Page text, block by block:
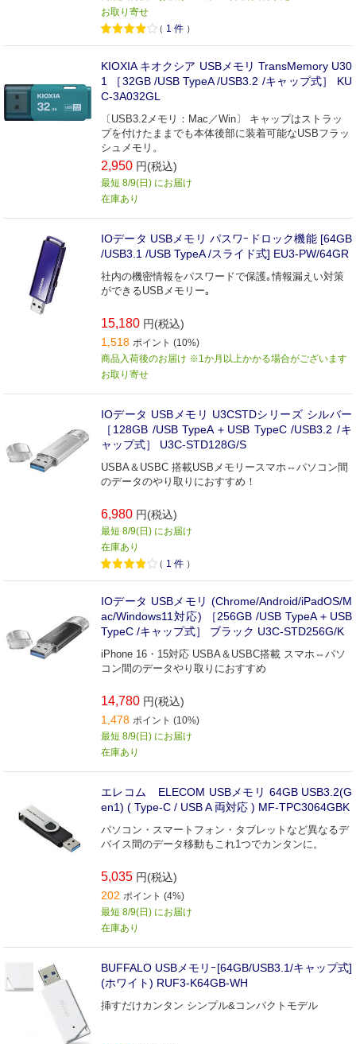
お取り寄せ
（ 1 件 ）
KIOXIA キオクシア USBメモリ TransMemory U30
1 ［32GB /USB TypeA /USB3.2 /キャップ式］ KU
C-3A032GL
〔USB3.2メモリ：Mac／Win〕 キャップはストラッ
プを付けたままでも本体後部に装着可能なUSBフラッ
シュメモリ。
2,950 円(税込)
最短 8/9(日) にお届け
在庫あり
IOデータ USBメモリ パスワｰドロック機能 [64GB
/USB3.1 /USB TypeA /スライド式] EU3-PW/64GR
社内の機密情報をパスワードで保護｡情報漏えい対策
ができるUSBメモリー｡
15,180 円(税込)
1,518 ポイント (10%)
商品入荷後のお届け ※1か月以上かかる場合がございます
お取り寄せ
IOデータ USBメモリ U3CSTDシリーズ シルバー
［128GB /USB TypeA＋USB TypeC /USB3.2 /キ
ャップ式］ U3C-STD128G/S
USBA＆USBC 搭載USBメモリースマホ⇔パソコン間
のデータのやり取りにおすすめ！
6,980 円(税込)
最短 8/9(日) にお届け
在庫あり
（ 1 件 ）
IOデータ USBメモリ (Chrome/Android/iPadOS/M
ac/Windows11対応) ［256GB /USB TypeA＋USB
TypeC /キャップ式］ ブラック U3C-STD256G/K
iPhone 16・15対応 USBA＆USBC搭載 スマホ⇔パソ
コン間のデータやり取りにおすすめ
14,780 円(税込)
1,478 ポイント (10%)
最短 8/9(日) にお届け
在庫あり
エレコム ELECOM USBメモリ 64GB USB3.2(G
en1) ( Type-C / USB A 両対応 ) MF-TPC3064GBK
パソコン・スマートフォン・タブレットなど異なるデ
バイス間のデータ移動もこれ1つでカンタンに。
5,035 円(税込)
202 ポイント (4%)
最短 8/9(日) にお届け
在庫あり
BUFFALO USBメモリｰ[64GB/USB3.1/キャップ式]
(ホワイト) RUF3-K64GB-WH
挿すだけカンタン シンプル&コンパクトモデル